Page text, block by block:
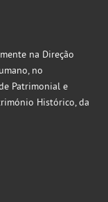
na Direção
no
Patrimonial e
Histórico, da